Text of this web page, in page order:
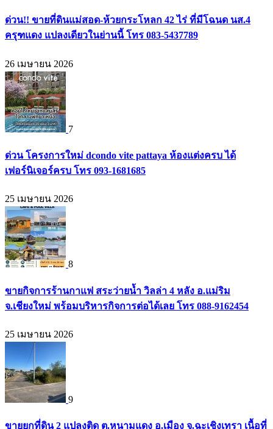
ด่วน!! ขายที่ดินแม่สอด-ห้วยกระโหลก 42 ไร่ ที่มีโฉนด นส.4
ครุฑแดง แปลงเดียวในย่านนี้ โทร 083-5437789
26 เมษายน 2026
7
ด่วน โครงการใหม่ dcondo vite pattaya ห้องแต่งครบ ได้
เฟอร์นิเจอร์ครบ โทร 093-1681685
25 เมษายน 2026
8
ขายกิจการร้านกาแฟ สระว่ายน้ำ วิลล่า 4 หลัง อ.แม่ริม
จ.เชียงใหม่ พร้อมบริหารกิจการต่อได้เลย โทร 088-9162454
25 เมษายน 2026
9
ขายยกที่ดิน 2 แปลงติด ต.หนามแดง อ.เมือง จ.ฉะเชิงเทรา เนื้อที่